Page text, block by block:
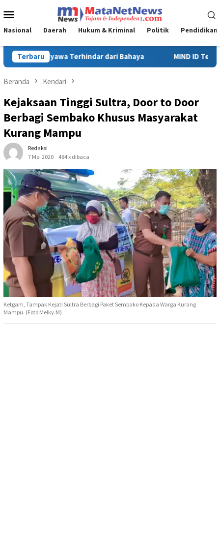
ke
Mobile
Nasional Daerah Hukum & Kriminal Politik Pendidikan
Terbaru
MIND ID Tegaskan Dukungan Penuh Bagi PT Vale di
Beranda Kendari
Kejaksaan Tinggi Sultra, Door to Door
Berbagi Sembako Khusus Masyarakat
Kurang Mampu
Redaksi
7 Mei 2020
484 x dibaca
Ketgam, Tampak Kejati Sultra Berbagi Paket Sembako Kepada Warga Kurang
Mampu. (Foto Melky.M)